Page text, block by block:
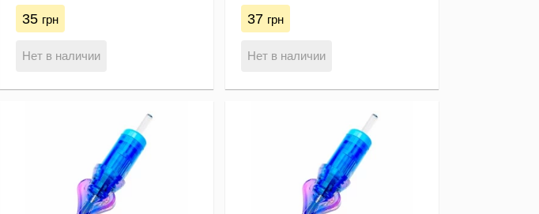
35 грн
Нет в наличии
37 грн
Нет в наличии